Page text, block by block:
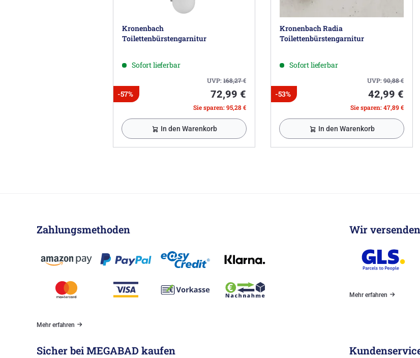
Kronenbach
Toilettenbürstengarnitur
Sofort lieferbar
UVP:168,27€
-57% 72,99 €
Sie sparen: 95,28 €
In den Warenkorb
Kronenbach Radia
Toilettenbürstengarnitur
Sofort lieferbar
UVP:90,88€
-53% 42,99 €
Sie sparen: 47,89 €
In den Warenkorb
Zahlungsmethoden
Mehr erfahren
Wir
Mehr erfahren
Sicher bei MEGABAD kaufen